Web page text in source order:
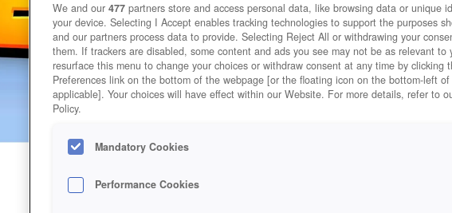
We and our 477 partners store and access personal data, like browsing data or unique
your device. Selecting I Accept enables tracking technologies to support the purposes
and our partners process data to provide. Selecting Reject All or withdrawing your
them. If trackers are disabled, some content and ads you see may not be as relevant to
resurface this menu to change your choices or withdraw consent at any time by clicking
Preferences link on the bottom of the webpage [or the floating icon on the bottom-left
applicable]. Your choices will have effect within our Website. For more details, refer to
Policy.
Mandatory Cookies
Performance Cookies